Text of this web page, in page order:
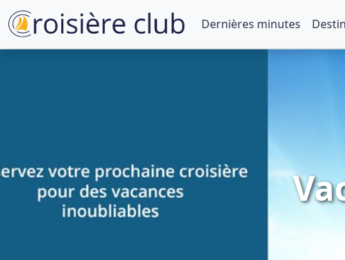
Dernières minutes